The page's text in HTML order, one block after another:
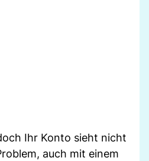
Ihr Konto sieht nicht
auch mit einem